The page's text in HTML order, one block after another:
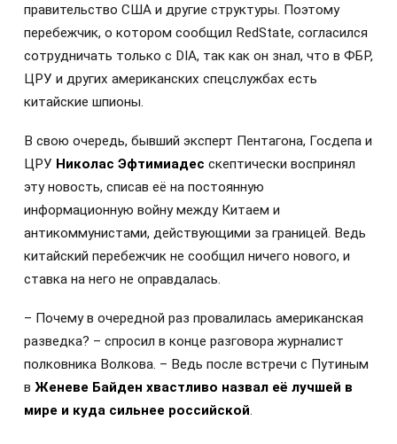
правительство США и другие структуры. Поэтому
перебежчик, о котором сообщил RedState, согласился
сотрудничать только с DIA, так как он знал, что в ФБР,
ЦРУ и других американских спецслужбах есть
китайские шпионы.
В свою очередь, бывший эксперт Пентагона, Госдепа и
ЦРУ Николас Эфтимиадес скептически воспринял
эту новость, списав её на постоянную
информационную войну между Китаем и
антикоммунистами, действующими за границей. Ведь
китайский перебежчик не сообщил ничего нового, и
ставка на него не оправдалась.
– Почему в очередной раз провалилась американская
разведка? – спросил в конце разговора журналист
полковника Волкова. – Ведь после встречи с Путиным
в Женеве Байден хвастливо назвал её лучшей в
мире и куда сильнее российской.